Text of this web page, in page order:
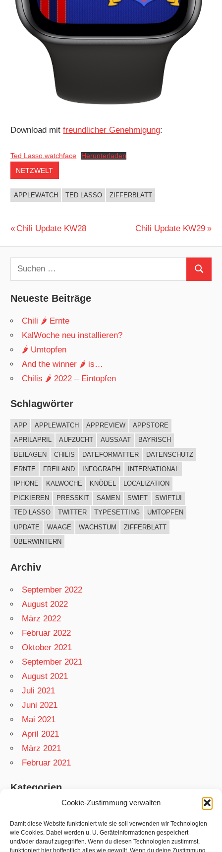
Cookie-Zustimmung verwalten
Damit diese Website funktioniert wie sie soll verwenden wir Technologien
wie Cookies. Dabei werden u. U. Geräteinformationen gespeichert
und/oder darauf zugegriffen. Wenn du diesen Technologien zustimmst,
funktioniert hier hoffentlich alles wie gewollt. Wenn du deine Zustimmung
Download mitfreundlicher Genehmigung:
Ted Lasso.watchface Herunterladen
NETZWELT
APPLEWATCH TED LASSO ZIFFERBLATT
Beitragsnavigation
Vorheriger
Chili Update KW28
Nächster
Chili Update KW29
Suchen
nach:
Suchen
Neueste Beiträge
Chili 🌶 Ernte
KalWoche neu installieren?
🌶 Umtopfen
And the winner 🌶 is…
Chilis 🌶 2022 – Eintopfen
Schlagwörter
APP APPLEWATCH APPREVIEW
APPSTORE
APRILAPRIL
AUFZUCHT AUSSAAT
BAYRISCH
BEILAGEN
CHILIS DATEFORMATTER
DATENSCHUTZ
ERNTE
FREILAND INFOGRAPH
INTERNATIONAL
IPHONE
KALWOCHE KNÖDEL
LOCALIZATION
PICKIEREN
PRESSKIT SAMEN SWIFT
SWIFTUI
TED LASSO
TWITTER TYPESETTING
UMTOPFEN
UPDATE
WAAGE WACHSTUM
ZIFFERBLATT
ÜBERWINTERN
Archiv
September 2022
August 2022
März 2022
Februar 2022
Oktober 2021
September 2021
August 2021
Juli 2021
Juni 2021
Mai 2021
April 2021
März 2021
Februar 2021
Kategorien
Garten
Matthias